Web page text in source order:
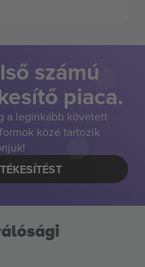
számú
piaca.
a leginkább követett
közé tartozik